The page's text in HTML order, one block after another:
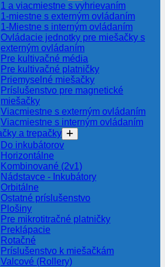
1 a viacmiestne s vyhrievaním
1-miestne s externým ovládaním
1-Miestne s interným ovládaním
Ovládacie jednotky pre miešačky s
externým ovládaním
Pre kultivačné média
Pre kultivačné platničky
Priemyselné miešačky
Príslušenstvo pre magnetické
miešačky
Viacmiestne s externým ovládaním
Viacmiestne s interným ovládaním
a trepačky
Do inkubátorov
Horizontálne
Kombinované (2v1)
Nádstavce - Inkubátory
Orbitálne
Ostatné príslušenstvo
Plošiny
Pre mikrotitračné platničky
Preklápacie
Rotačné
Príslušenstvo k miešačkám
Valcové (Rollery)